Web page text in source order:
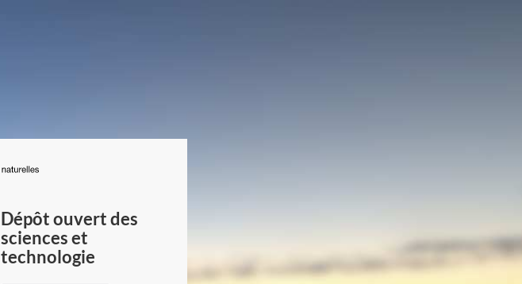
du
Canada
Dépôt ouvert des
sciences et
technologie